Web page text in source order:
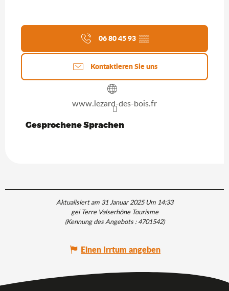
06 80 45 93 ▒▒
Kontaktieren Sie uns
www.lezard-des-bois.fr
Gesprochene Sprachen
Gesprochene Sprachen
Aktualisiert am 31 Januar 2025 Um 14:33
gei Terre Valserhône Tourisme
(Kennung des Angebots :4701542)
Einen Irrtum angeben